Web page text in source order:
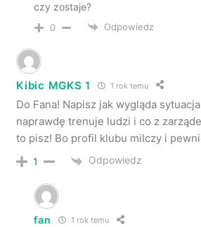
czy zostaje?
0 Odpowiedz
Kibic MGKS 1 1 rok temu
Do Fana! Napisz jak wygląda
naprawdę trenuje ludzi i co z
to pisz! Bo profil klubu milczy i
1 Odpowiedz
fan 1 rok temu